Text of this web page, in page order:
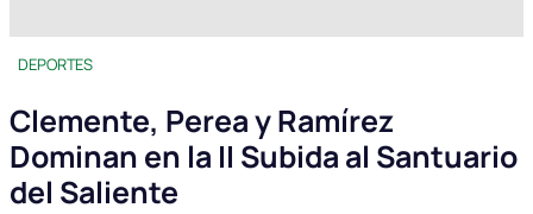
DEPORTES
Clemente, Perea y Ramírez
Dominan en la II Subida al Santuario
del Saliente